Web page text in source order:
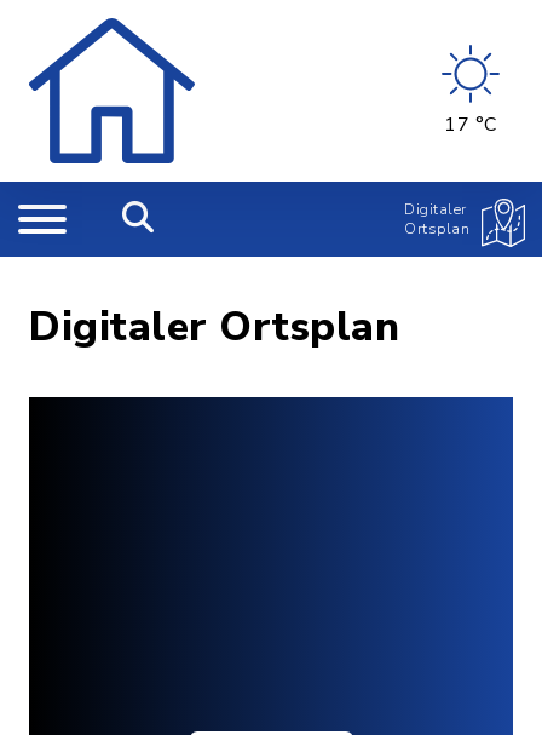
17 °C
Digitaler
Ortsplan
Digitaler Ortsplan